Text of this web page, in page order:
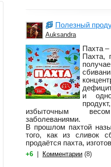
Полезный
Auksandra
Пахта
Пахта,
и
избыточным
заболеваниями.
В прошлом пахтой
того, как из сливок
продаётся пахта,
+6 Комментарии (8)